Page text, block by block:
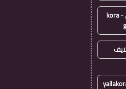
كورة جول - kora